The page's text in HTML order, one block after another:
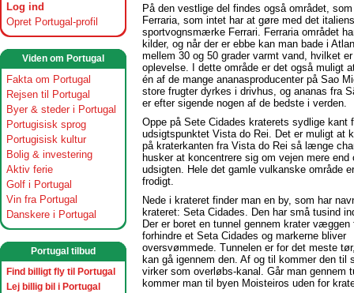
Log ind
Opret Portugal-profil
Viden om Portugal
Fakta om Portugal
Rejsen til Portugal
Byer & steder i Portugal
Portugisisk sprog
Portugisisk kultur
Bolig & investering
Aktiv ferie
Golf i Portugal
Vin fra Portugal
Danskere i Portugal
Portugal tilbud
Find billigt fly til Portugal
Lej billig bil i Portugal
På den vestlige del findes også området,
Ferraria, som intet har at gøre med det
sportvognsmærke Ferrari. Ferraria området
kilder, og når der er ebbe kan man bade i
mellem 30 og 50 grader varmt vand, hvilket
oplevelse. I dette område er det også muligt
én af de mange ananasproducenter på Sao
store frugter dyrkes i drivhus, og ananas fra
er efter sigende nogen af de bedste i verden.
Oppe på Sete Cidades kraterets sydlige kant
udsigtspunktet Vista do Rei. Det er muligt at
på kraterkanten fra Vista do Rei så længe
husker at koncentrere sig om vejen mere end
udsigten. Hele det gamle vulkanske område
frodigt.
Nede i krateret finder man en by, som har
krateret: Seta Cidades. Den har små tusind
Der er boret en tunnel gennem krater væggen
forhindre et Seta Cidades og markerne bliver
oversvømmede. Tunnelen er for det meste
kan gå igennem den. Af og til kommer den til
virker som overløbs-kanal. Går man gennem
kommer man til byen Moisteiros uden for